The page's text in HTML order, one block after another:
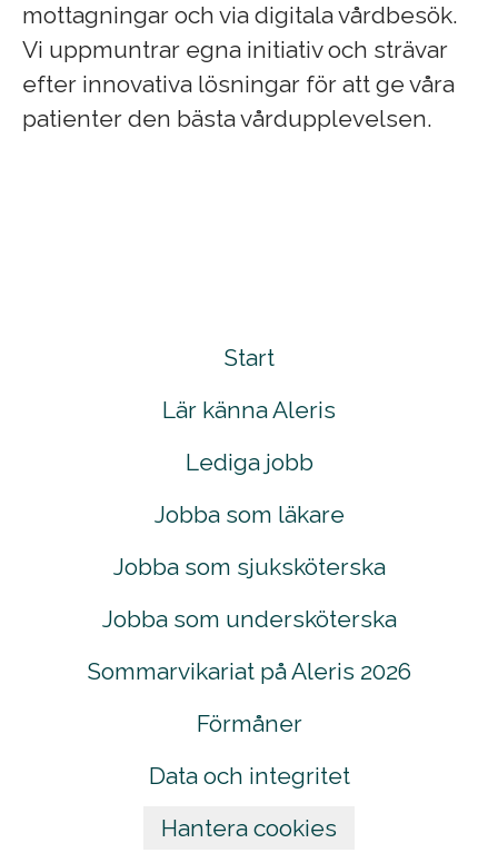
mottagningar och via digitala vårdbesök.
Vi uppmuntrar egna initiativ och strävar
efter innovativa lösningar för att ge våra
patienter den bästa vårdupplevelsen.
Start
Lär känna Aleris
Lediga jobb
Jobba som läkare
Jobba som sjuksköterska
Jobba som undersköterska
Sommarvikariat på Aleris 2026
Förmåner
Data och integritet
Hantera cookies